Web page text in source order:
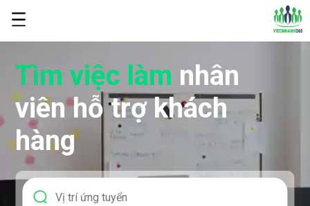
Tìm việc làm nhân
viên hỗ trợ khách
hàng